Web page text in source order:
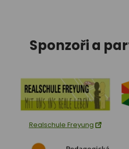
Sponzoři a
Realschule Freyung